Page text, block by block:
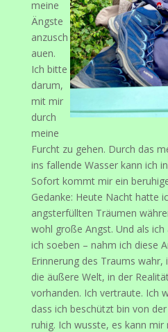
meine
Ängste
anzusch
auen.
Ich bitte
darum,
mit mir
durch
meine
Furcht zu gehen. Durch das
ins fallende Wasser kann ich
Sofort kommt mir ein
Gedanke: Heute Nacht hatte
angsterfüllten Träumen
wohl große Angst. Und als
ich soeben – nahm ich diese
Erinnerung des Traums
die äußere Welt, in der
vorhanden. Ich vertraute. Ich
dass ich beschützt bin von der
ruhig. Ich wusste, es kann mir